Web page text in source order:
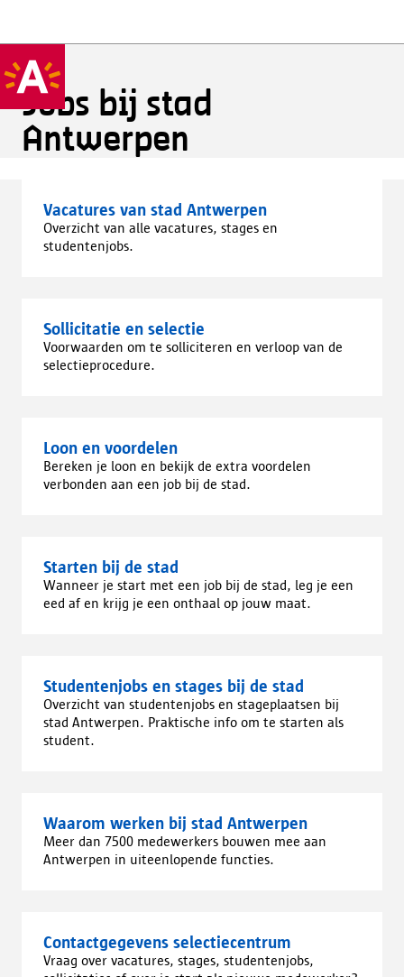
Jobs bij stad
Antwerpen
Vacatures van stad Antwerpen
Overzicht van alle vacatures, stages en
studentenjobs.
Sollicitatie en selectie
Voorwaarden om te solliciteren en verloop van de
selectieprocedure.
Loon en voordelen
Bereken je loon en bekijk de extra voordelen
verbonden aan een job bij de stad.
Starten bij de stad
Wanneer je start met een job bij de stad, leg je een
eed af en krijg je een onthaal op jouw maat.
Studentenjobs en stages bij de stad
Overzicht van studentenjobs en stageplaatsen bij
stad Antwerpen. Praktische info om te starten als
student.
Waarom werken bij stad Antwerpen
Meer dan 7500 medewerkers bouwen mee aan
Antwerpen in uiteenlopende functies.
Contactgegevens selectiecentrum
Vraag over vacatures, stages, studentenjobs,